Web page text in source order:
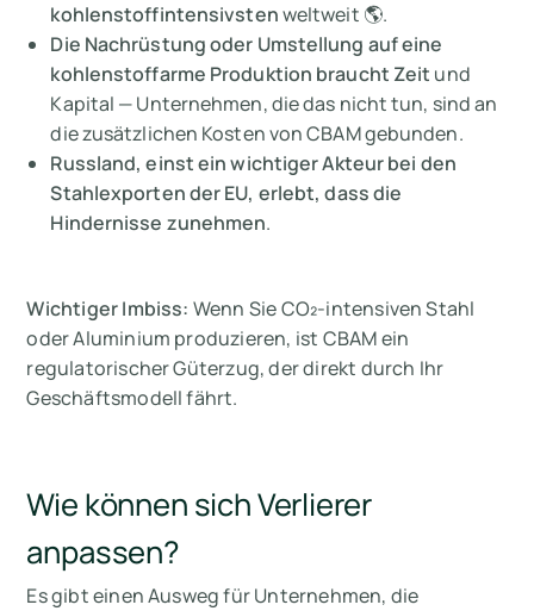
kohlenstoffintensivstenweltweit 🌎.
Die Nachrüstung oder Umstellung auf eine
kohlenstoffarme Produktion braucht Zeit und
Kapital — Unternehmen, die das nicht tun, sind an
die zusätzlichen Kosten von CBAM gebunden.
Russland, einst ein wichtiger Akteur bei den
Stahlexporten der EU, erlebt, dass die
Hindernisse zunehmen.
Wichtiger Imbiss: Wenn Sie CO₂-intensiven Stahl
oder Aluminium produzieren, ist CBAM ein
regulatorischer Güterzug, der direkt durch Ihr
Geschäftsmodell fährt.
Wie können sich Verlierer
anpassen?
Es gibt einen Ausweg für Unternehmen, die